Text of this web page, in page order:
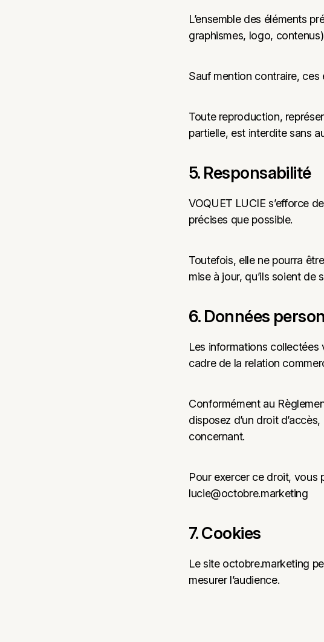
L’ensemble des éléments
graphismes, logo,
Sauf mention contraire, ces
Toute reproduction,
partielle, est interdite sans
5. Responsabilité
VOQUET LUCIE s’efforce
précises que possible.
Toutefois, elle ne pourra
mise à jour, qu’ils soient de
6. Données
Les informations collectées
cadre de la relation
Conformément au
disposez d’un droit
concernant.
Pour exercer ce droit, vous
lucie@octobre.marketing
7. Cookies
Le site octobre.marketing
mesurer l’audience.